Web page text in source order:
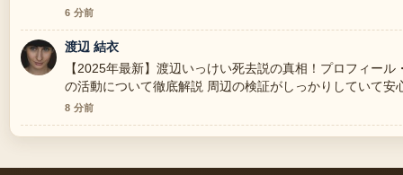
6 分前
渡辺 結衣
【2025年最新】渡辺いっけい死去説の真相！プロフィー
の活動について徹底解説 周辺の検証がしっかりしていて安
8 分前